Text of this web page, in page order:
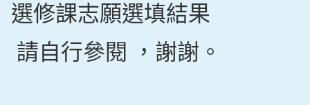
選修課志願選填結果
請自行參閱 ，謝謝。